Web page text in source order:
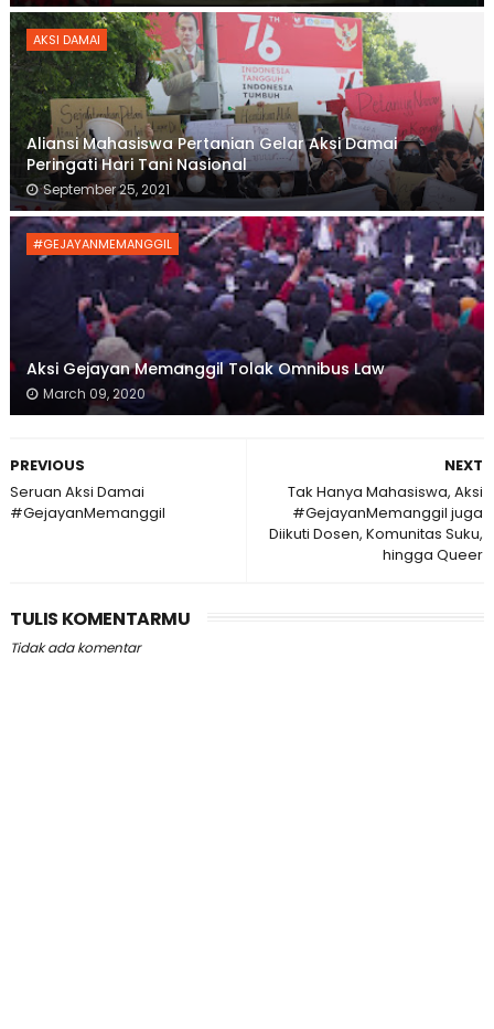
AKSI DAMAI
Aliansi Mahasiswa Pertanian Gelar Aksi Damai
Peringati Hari Tani Nasional
September 25, 2021
#GEJAYANMEMANGGIL
Aksi Gejayan Memanggil Tolak Omnibus Law
March 09, 2020
NEXT
Tak Hanya Mahasiswa, Aksi
#GejayanMemanggil juga
Diikuti Dosen, Komunitas Suku,
hingga Queer
PREVIOUS
Seruan Aksi Damai
#GejayanMemanggil
TULIS KOMENTARMU
Tidak ada komentar